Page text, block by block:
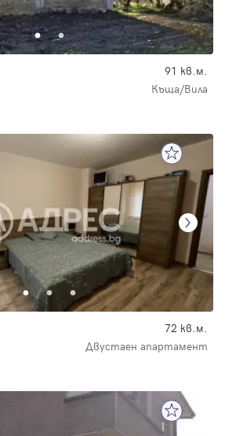
91 кв.м.
Къща/Вила
72 кв.м.
Двустаен апартамент
Забравена парола